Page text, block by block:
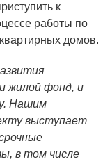
к
работы по
домов.
жилой фонд, и
Нашим
выступает
в том числе